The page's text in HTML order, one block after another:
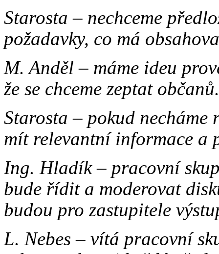
Starosta – nechceme
požadavky, co má
M. Anděl – máme ideu
že se chceme zeptat občanů.
Starosta – pokud necháme
mít relevantní informace a
Ing. Hladík – pracovní
bude řídit a moderovat
budou pro zastupitele
L. Nebes – vítá pracovní